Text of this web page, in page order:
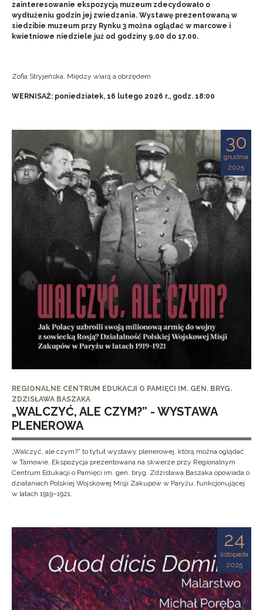
zainteresowanie ekspozycją muzeum zdecydowało o
wydłużeniu godzin jej zwiedzania. Wystawę prezentowaną w
siedzibie muzeum przy Rynku 3 można oglądać w marcowe i
kwietniowe niedziele już od godziny 9.00 do 17.00.
Zofia Stryjeńska. Między wiarą a obrzędem
WERNISAŻ: poniedziałek, 16 lutego 2026 r., godz. 18:00
30
grudnia
2025
REGIONALNE CENTRUM EDUKACJI O PAMIĘCI IM. GEN. BRYG.
ZDZISŁAWA BASZAKA
„WALCZYĆ, ALE CZYM?” - WYSTAWA
PLENEROWA
„Walczyć, ale czym?” to tytuł wystawy plenerowej, którą można oglądać
w Tarnowie. Ekspozycja prezentowana na skwerze przy Regionalnym
Centrum Edukacji o Pamięci im. gen. bryg. Zdzisława Baszaka opowiada o
działaniach Polskiej Wojskowej Misji Zakupów w Paryżu, funkcjonującej
w latach 1919–1921.
24
listopada
2025